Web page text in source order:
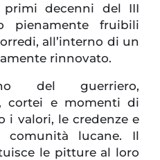
decenni del III
pienamente fruibili
all’interno di un
rinnovato.
del guerriero,
cortei e momenti di
i valori, le credenze e
lucane. Il
le pitture al loro